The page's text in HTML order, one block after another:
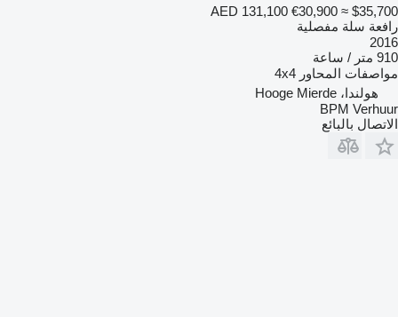
AED 131,100 €30,900 ≈ $35,700
رافعة سلة مفصلية
2016
910 متر / ساعة
مواصفات المحاور 4x4
هولندا، Hooge Mierde
BPM Verhuur
الاتصال بالبائع